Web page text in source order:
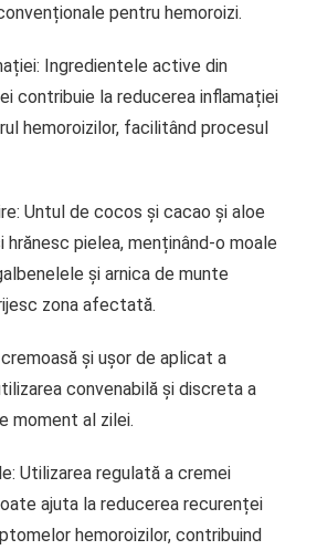
pentru hemoroizi.
Ingredientele active din
contribuie la reducerea inflamației
hemoroizilor, facilitând procesul
Untul de cocos și cacao și aloe
hrănesc pielea, menținând-o moale
și arnica de munte
zona afectată.
și ușor de aplicat a
convenabilă și discreta a
moment al zilei.
Utilizarea regulată a cremei
ajuta la reducerea recurenței
hemoroizilor, contribuind